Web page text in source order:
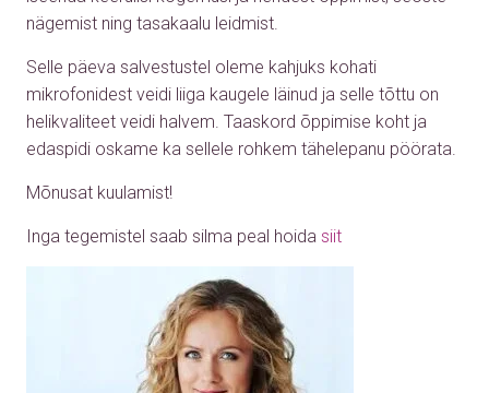
nägemist ning tasakaalu leidmist.
Selle päeva salvestustel oleme kahjuks kohati
mikrofonidest veidi liiga kaugele läinud ja selle tõttu on
helikvaliteet veidi halvem. Taaskord õppimise koht ja
edaspidi oskame ka sellele rohkem tähelepanu pöörata.
Mõnusat kuulamist!
Inga tegemistel saab silma peal hoida siit